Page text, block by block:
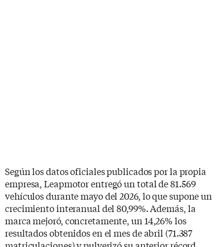
Según los datos oficiales publicados por la propia
empresa, Leapmotor entregó un total de 81.569
vehículos durante mayo del 2026, lo que supone un
crecimiento interanual del 80,99%. Además, la
marca mejoró, concretamente, un 14,26% los
resultados obtenidos en el mes de abril (71.387